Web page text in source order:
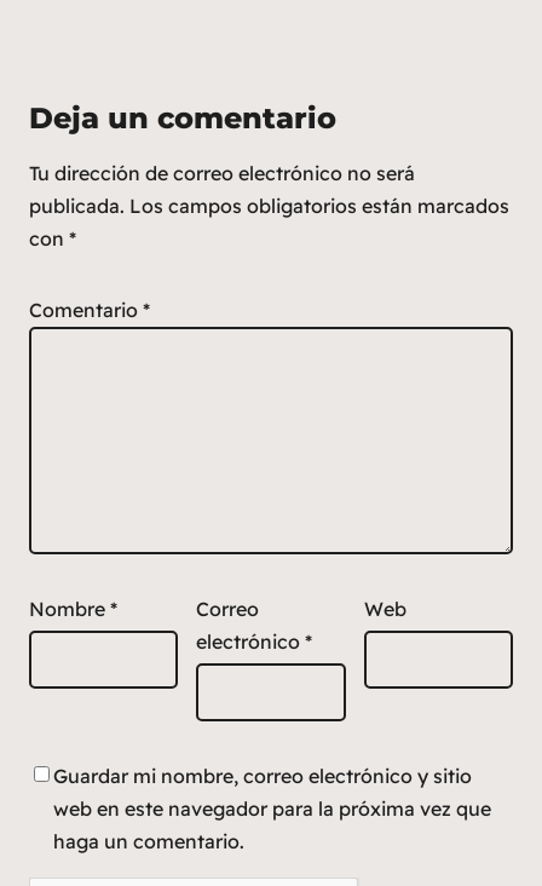
Deja un comentario
Tu dirección de correo electrónico no será
publicada. Los campos obligatorios están marcados
con *
Comentario *
Nombre *
Correo
electrónico*
Web
Guardar mi nombre, correo electrónico y sitio
web en este navegador para la próxima vez que
haga un comentario.